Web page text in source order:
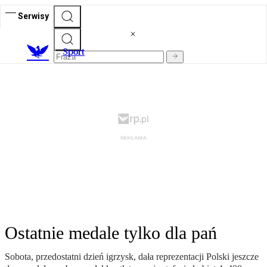
Serwisy
Sport
Ostatnie medale tylko dla pań
Sobota, przedostatni dzień igrzysk, dała reprezentacji Polski jeszcze